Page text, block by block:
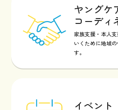
ヤングケ
コーディ
家族支援・本人
いくために地域
す。
イベント